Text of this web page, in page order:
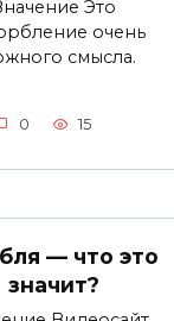
Это
очень
смысла.
0 15
— что это
значит?